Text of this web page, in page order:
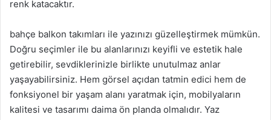
renk katacaktır.
bahçe balkon takımları ile yazınızı güzelleştirmek mümkün.
Doğru seçimler ile bu alanlarınızı keyifli ve estetik hale
getirebilir, sevdiklerinizle birlikte unutulmaz anlar
yaşayabilirsiniz. Hem görsel açıdan tatmin edici hem de
fonksiyonel bir yaşam alanı yaratmak için, mobilyaların
kalitesi ve tasarımı daima ön planda olmalıdır. Yaz